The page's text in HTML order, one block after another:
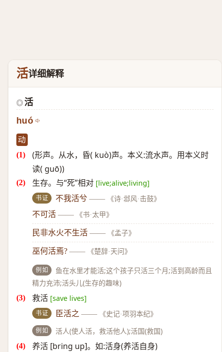
活详细解释
◎ 活
huó
动
(形声。从水，昏( kuò)声。本义:流水声。用本义时
读( guō))
生存。与“死”相对 [live;alive;living]
书证 不我活兮 —— 《诗·邶风·击鼓》
不可活 —— 《书·太甲》
民非水火不生活 —— 《孟子》
巫何活焉? —— 《楚辞·天问》
例如
鱼在水里才能活;这个孩子只活三个月;活到高龄而且
精力充沛;活头儿(生存的趣味)
救活 [save lives]
书证 臣活之 —— 《史记·项羽本纪》
例如 活人(使人活，救活他人);活国(救国)
养活 [bring up]。如:活身(养活自身)